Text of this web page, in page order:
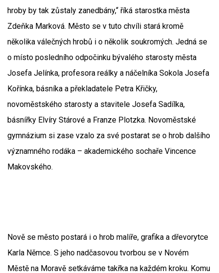
hroby by tak zůstaly zanedbány,“ říká starostka města
Zdeňka Marková. Město se v tuto chvíli stará kromě
několika válečných hrobů i o několik soukromých. Jedná se
o místo posledního odpočinku bývalého starosty města
Josefa Jelínka, profesora reálky a náčelníka Sokola Josefa
Kořínka, básníka a překladatele Petra Křičky,
novoměstského starosty a stavitele Josefa Sadílka,
básnířky Elvíry Stárové a Franze Plotzka. Novoměstské
gymnázium si zase vzalo za své postarat se o hrob dalšího
významného rodáka – akademického sochaře Vincence
Makovského.
Nově se město postará i o hrob malíře, grafika a dřevorytce
Karla Němce. S jeho nadčasovou tvorbou se v Novém
Městě na Moravě setkáváme takřka na každém kroku. Komu